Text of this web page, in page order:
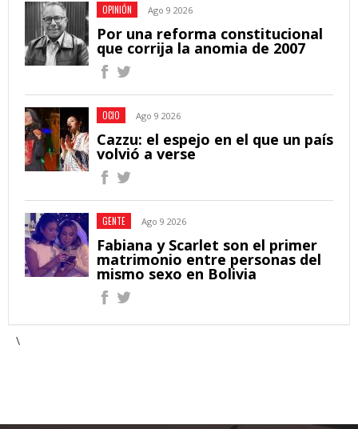
OPINIÓN Ago 9 2026
Por una reforma constitucional
que corrija la anomia de 2007
OCIO Ago 9 2026
Cazzu: el espejo en el que un país
volvió a verse
GENTE Ago 9 2026
Fabiana y Scarlet son el primer
matrimonio entre personas del
mismo sexo en Bolivia
\